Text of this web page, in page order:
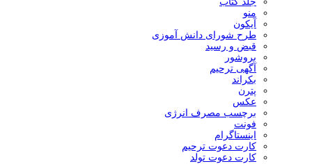
منو
آیکون
طرح شورای دانش آموزی
قبض و رسید
بروشور
آگهی ترحیم
بکراند
پترن
عکس
برچسب مصرف انرژی
فونت
اینستاگرام
کارت دعوت ترحیم
کارت دعوت تولد